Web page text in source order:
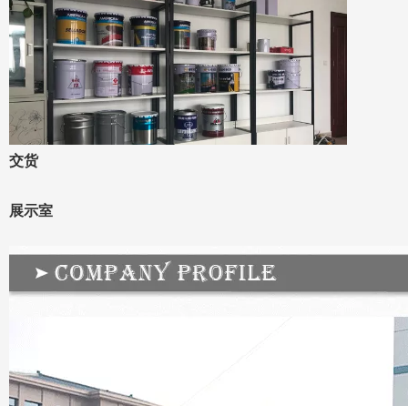
交货
展示室